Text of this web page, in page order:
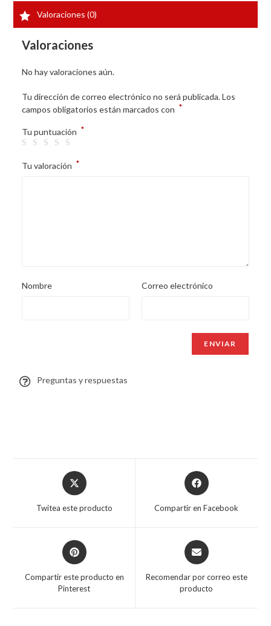
Valoraciones (0)
Valoraciones
No hay valoraciones aún.
Tu dirección de correo electrónico no será publicada. Los
campos obligatorios están marcados con *
Tu puntuación *
Tu valoración *
Nombre Correo electrónico
Preguntas y respuestas
Twitea este producto Compartir en Facebook
Compartir este producto en
Pinterest
Recomendar por correo este
producto